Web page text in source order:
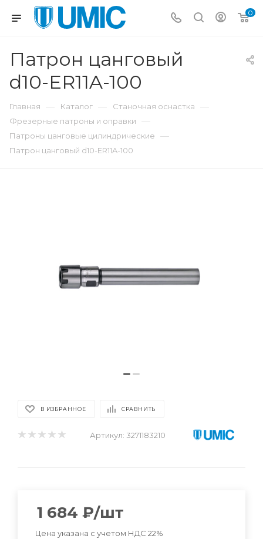
0
Патрон цанговый
d10-ER11A-100
Главная — Каталог — Станочная оснастка —
Фрезерные патроны и оправки —
Патроны цанговые цилиндрические —
Патрон цанговый d10-ER11A-100
В ИЗБРАННОЕ СРАВНИТЬ
Артикул: 3271183210
1 684 ₽/шт
Цена указана с учетом НДС 22%